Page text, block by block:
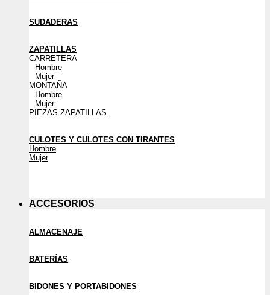
SUDADERAS
ZAPATILLAS
CARRETERA
Hombre
Mujer
MONTAÑA
Hombre
Mujer
PIEZAS ZAPATILLAS
CULOTES Y CULOTES CON TIRANTES
Hombre
Mujer
ACCESORIOS
ALMACENAJE
BATERÍAS
BIDONES Y PORTABIDONES